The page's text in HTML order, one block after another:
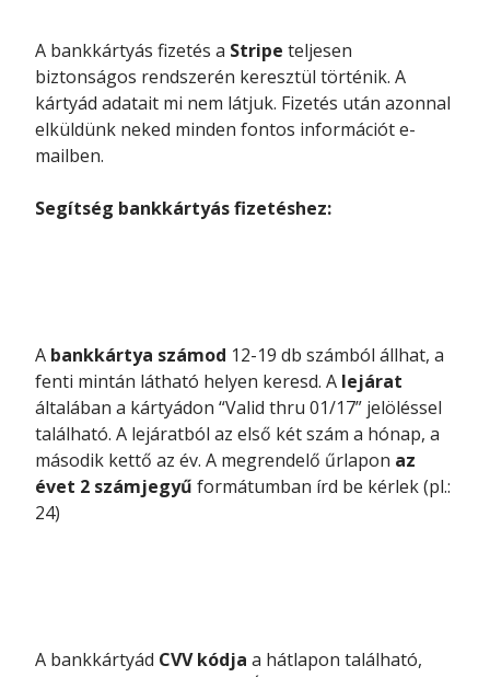
A bankkártyás fizetés a Stripe teljesen
biztonságos rendszerén keresztül történik. A
kártyád adatait mi nem látjuk. Fizetés után azonnal
elküldünk neked minden fontos információt e-
mailben.
Segítség bankkártyás fizetéshez:
A bankkártya számod 12-19 db számból állhat, a
fenti mintán látható helyen keresd. A lejárat
általában a kártyádon “Valid thru 01/17” jelöléssel
található. A lejáratból az első két szám a hónap, a
második kettő az év. A megrendelő űrlapon az
évet 2 számjegyű formátumban írd be kérlek (pl.:
24)
A bankkártyád CVV kódja a hátlapon található,